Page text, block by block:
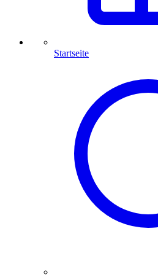
Startseite